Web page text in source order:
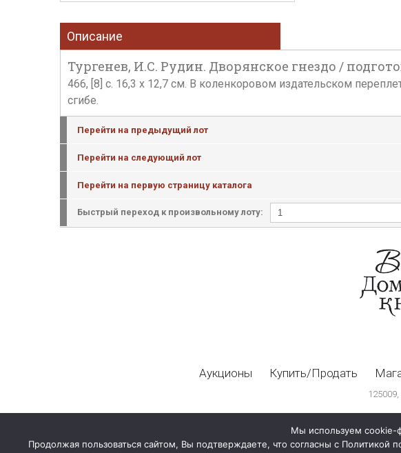
Описание
Тургенев, И.С. Рудин. Дворянское гнездо /
466, [8] с. 16,3 х 12,7 см. В коленкоровом издательском
сгибе.
Перейти на предыдущий лот
Перейти на следующий лот
Перейти на первую страницу каталога
Быстрый переход к произвольному лоту:
Аукционы Купить/Продать
Мы используем cookie-
Продолжая пользоваться сайтом, Вы подтверждаете, что согласны с